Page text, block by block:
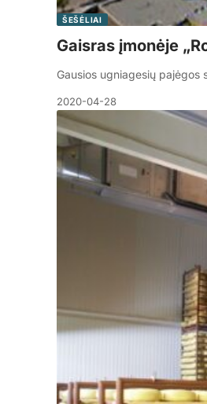
ŠEŠĖLIAI
Gaisras įmonėje
Gausios ugniagesių pajėgos
2020-04-28